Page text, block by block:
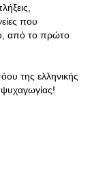
που
από το πρώτο
της ελληνικής